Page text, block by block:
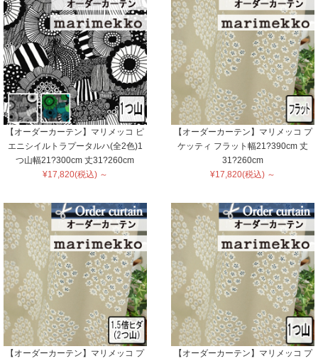
【オーダーカーテン】マリメッコ ピ
エニシイルトラプータルハ(全2色)1
つ山幅21?300cm 丈31?260cm
¥17,820(税込) ～
【オーダーカーテン】マリメッコ プ
ケッティ フラット幅21?390cm 丈
31?260cm
¥17,820(税込) ～
【オーダーカーテン】マリメッコ プ
【オーダーカーテン】マリメッコ プ